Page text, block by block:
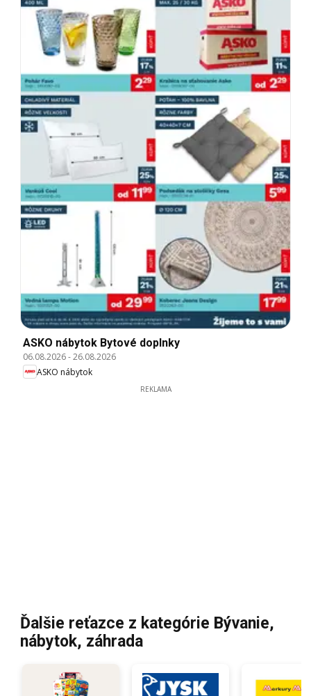
ASKO nábytok Bytové doplnky
06.08.2026-26.08.2026
ASKO nábytok
REKLAMA
Ďalšie reťazce z kategórie Bývanie,
nábytok, záhrada